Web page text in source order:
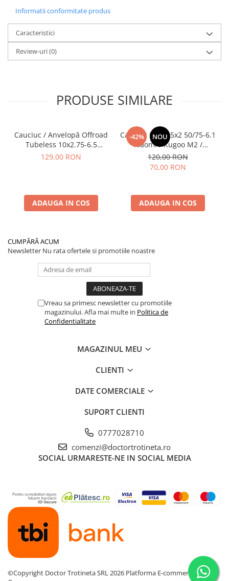
Informatii conformitate produs
Caracteristici
Review-uri(0)
PRODUSE SIMILARE
Cauciuc / Anvelopă Offroad
Tubeless 10x2.75-6.5
KuKirin G2/G2 Master 2025
129,00 RON
ADAUGA IN COS
-42% NOU
Cauciuc Plin 8.5x2 50/75-6.1
Xiaomi / Kugoo M2 /
Ducati/Evergreen/Motus/
120,00 RON
70,00 RON
ADAUGA IN COS
CUMPĂRĂ ACUM
Newsletter Nu rata ofertele si promotiile noastre
Vreau sa primesc newsletter cu promotiile
magazinului. Afla mai multe in Politica de
Confidentialitate
MAGAZINUL MEU
CLIENTI
DATE COMERCIALE
SUPORT CLIENTI
0777028710
comenzi@doctortrotineta.ro
SOCIAL URMARESTE-NE IN SOCIAL MEDIA
©Copyright Doctor Trotineta SRL 2026 Platforma E-commerce by